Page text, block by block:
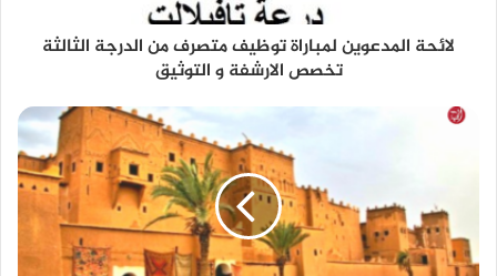
لائحة المدعوين لمباراة توظيف متصرف من الدرجة الثالثة
تخصص الارشفة و التوثيق